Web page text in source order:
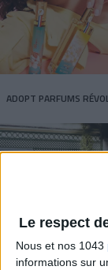
Le respect
Nous et nos 1043
informations sur
ADOPT PARFUMS